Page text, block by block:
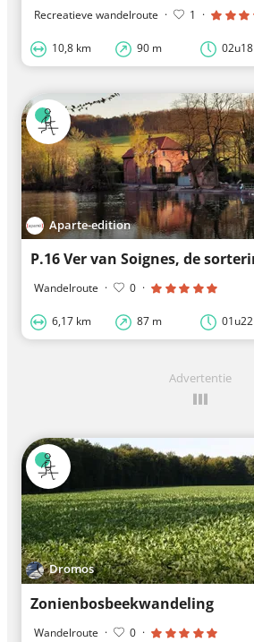
Recreatieve wandelroute · 1 ·
10,8 km 90 m 02u18
Aparte-edition
Wandelroute · 0 ·
6,17 km 87 m 01u22
Advertentie
Dromos
Zonienbosbeekwandeling
Wandelroute · 0 ·